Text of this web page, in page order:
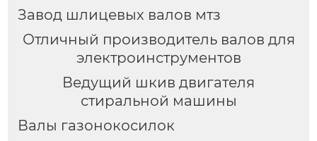
Завод шлицевых валов мтз
Отличный производитель валов для
электроинструментов
Ведущий шкив двигателя
стиральной машины
Валы газонокосилок